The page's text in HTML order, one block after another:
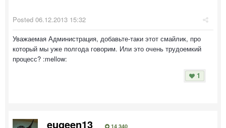
Posted 06.12.2013 15:32
Уважаемая Администрация, добавьте-таки этот смайлик, про
который мы уже полгода говорим. Или это очень трудоемкий
процесс? :mellow:
1
eugeen13 14 340